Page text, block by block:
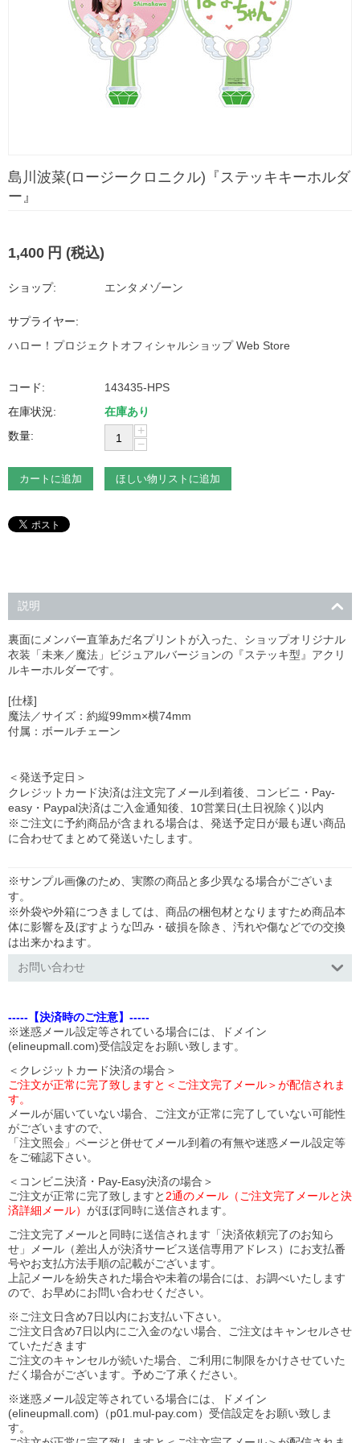
島川波菜(ロージークロニクル)『ステッキキーホルダ
ー』
1,400 円 (税込)
ショップ: エンタメゾーン
サプライヤー:
ハロー！プロジェクトオフィシャルショップ Web Store
コード:
143435-HPS
在庫状況:
在庫あり
数量:
+
−
カートに追加 ほしい物リストに追加
説明
裏面にメンバー直筆あだ名プリントが入った、ショップオリジナル
衣装「未来／魔法」ビジュアルバージョンの『ステッキ型』アクリ
ルキーホルダーです。
[仕様]
魔法／サイズ：約縦99mm×横74mm
付属：ボールチェーン
＜発送予定日＞
クレジットカード決済は注文完了メール到着後、コンビニ・Pay-
easy・Paypal決済はご入金通知後、10営業日(土日祝除く)以内
※ご注文に予約商品が含まれる場合は、発送予定日が最も遅い商品
に合わせてまとめて発送いたします。
※サンプル画像のため、実際の商品と多少異なる場合がございま
す。
※外袋や外箱につきましては、商品の梱包材となりますため商品本
体に影響を及ぼすような凹み・破損を除き、汚れや傷などでの交換
は出来かねます。
お問い合わせ
-----【決済時のご注意】-----
※迷惑メール設定等されている場合には、ドメイン
(elineupmall.com)受信設定をお願い致します。
＜クレジットカード決済の場合＞
ご注文が正常に完了致しますと＜ご注文完了メール＞が配信されま
す。
メールが届いていない場合、ご注文が正常に完了していない可能性
がございますので、
「注文照会」ページと併せてメール到着の有無や迷惑メール設定等
をご確認下さい。
＜コンビニ決済・Pay-Easy決済の場合＞
ご注文が正常に完了致しますと 2通のメール（ご注文完了メールと決
済詳細メール） がほぼ同時に送信されます。
ご注文完了メールと同時に送信されます「決済依頼完了のお知ら
せ」メール（差出人が決済サービス送信専用アドレス）にお支払番
号やお支払方法手順の記載がございます。
上記メールを紛失された場合や未着の場合には、お調べいたします
ので、お早めにお問い合わせください。
※ご注文日含め7日以内にお支払い下さい。
ご注文日含め7日以内にご入金のない場合、ご注文はキャンセルさせ
ていただきます
ご注文のキャンセルが続いた場合、ご利用に制限をかけさせていた
だく場合がございます。予めご了承ください。
※迷惑メール設定等されている場合には、ドメイン
(elineupmall.com)（p01.mul-pay.com）受信設定をお願い致しま
す。